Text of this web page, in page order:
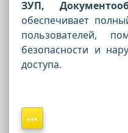
ЗУП,
обеспечивает
пользователей,
безопасности и
доступа.